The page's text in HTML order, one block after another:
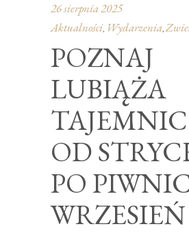
26 sierpnia 2025
Aktualności, Wydarzenia,
POZNAJ
LUBIĄŻA
OD
PO
WRZESIEŃ